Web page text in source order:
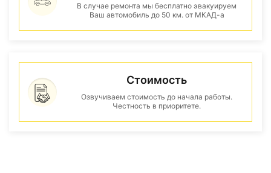
В случае ремонта мы бесплатно эвакуируем
Ваш автомобиль до 50 км. от МКАД-а
Стоимость
Озвучиваем стоимость до начала работы.
Честность в приоритете.